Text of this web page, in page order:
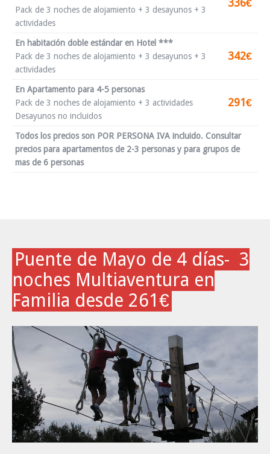
Pack de 3 noches de alojamiento + 3 desayunos + 3
actividades
En habitación doble estándar en Hotel ***
Pack de 3 noches de alojamiento + 3 desayunos + 3
actividades
342€
En Apartamento para 4-5 personas
Pack de 3 noches de alojamiento + 3 actividades
Desayunos no incluidos
291€
Todos los precios son POR PERSONA IVA incluido. Consultar
precios para apartamentos de 2-3 personas y para grupos de
mas de 6 personas
Puente de Mayo de 4 días- 3
noches Multiaventura en
Familia desde 261€